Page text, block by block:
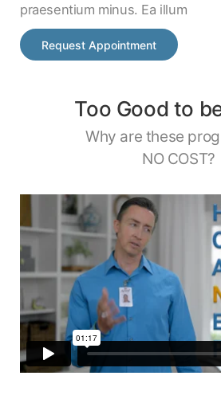
praesentium minus. Ea illum
Request Appointment
Too Good to
Why are these
NO COST?